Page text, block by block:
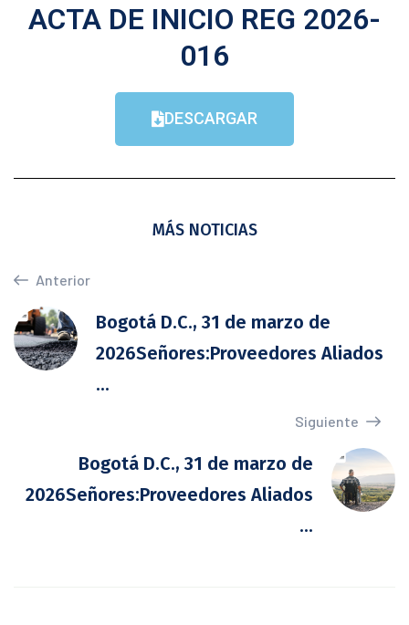
ACTA DE INICIO REG 2026-
016
DESCARGAR
MÁS NOTICIAS
Anterior
Bogotá D.C., 31 de marzo de
2026Señores:Proveedores Aliados
...
Siguiente
Bogotá D.C., 31 de marzo de
2026Señores:Proveedores Aliados
...